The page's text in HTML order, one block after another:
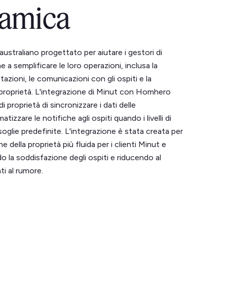
progettato per aiutare i gestori di
a semplificare le loro operazioni, inclusa la
le comunicazioni con gli ospiti e la
L'integrazione di Minut con Homhero
proprietà di sincronizzare i dati delle
le notifiche agli ospiti quando i livelli di
predefinite. L'integrazione è stata creata per
della proprietà più fluida per i clienti Minut e
la soddisfazione degli ospiti e riducendo al
al rumore.